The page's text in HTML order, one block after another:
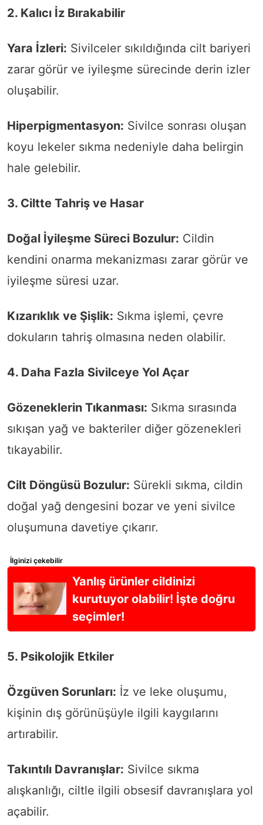
2. Kalıcı İz Bırakabilir
Yara İzleri: Sivilceler sıkıldığında cilt bariyeri
zarar görür ve iyileşme sürecinde derin izler
oluşabilir.
Hiperpigmentasyon: Sivilce sonrası oluşan
koyu lekeler sıkma nedeniyle daha belirgin
hale gelebilir.
3. Ciltte Tahriş ve Hasar
Doğal İyileşme Süreci Bozulur: Cildin
kendini onarma mekanizması zarar görür ve
iyileşme süresi uzar.
Kızarıklık ve Şişlik: Sıkma işlemi, çevre
dokuların tahriş olmasına neden olabilir.
4. Daha Fazla Sivilceye Yol Açar
Gözeneklerin Tıkanması: Sıkma sırasında
sıkışan yağ ve bakteriler diğer gözenekleri
tıkayabilir.
Cilt Döngüsü Bozulur: Sürekli sıkma, cildin
doğal yağ dengesini bozar ve yeni sivilce
oluşumuna davetiye çıkarır.
İlginizi çekebilir
Yanlış ürünler cildinizi
kurutuyor olabilir! İşte doğru
seçimler!
5. Psikolojik Etkiler
Özgüven Sorunları: İz ve leke oluşumu,
kişinin dış görünüşüyle ilgili kaygılarını
artırabilir.
Takıntılı Davranışlar: Sivilce sıkma
alışkanlığı, ciltle ilgili obsesif davranışlara yol
açabilir.